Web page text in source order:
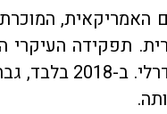
תפקידה העיקרי